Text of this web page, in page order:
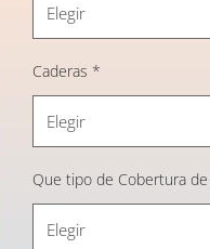
Elegir
Caderas *
Elegir
Que tipo de Cobertura
Elegir